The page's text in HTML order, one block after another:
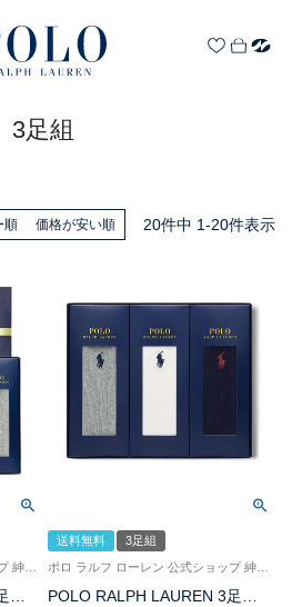
3足組
順 価格が安い順 20件中 1-20件表示
セ
送料無料
3足組
POLO RALPH LAUREN 3足組